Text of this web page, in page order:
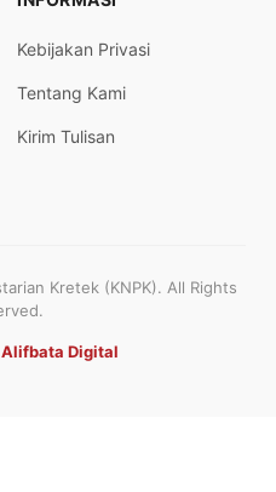
Kebijakan Privasi
Tentang Kami
Kirim Tulisan
Kretek (KNPK). All Rights
Alifbata Digital